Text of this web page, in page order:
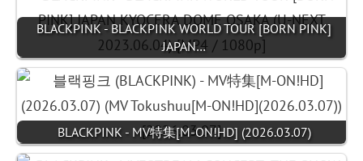
BLACKPINK - BLACKPINK WORLD TOUR [BORN PINK]
JAPAN…
BLACKPINK - MV特集[M-ON!HD] (2026.03.07)